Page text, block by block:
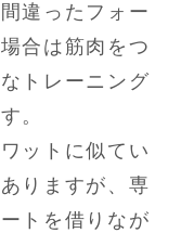
違ったフォー
合は筋肉をつ
トレーニング
。
ットに似てい
りますが、専
トを借りなが